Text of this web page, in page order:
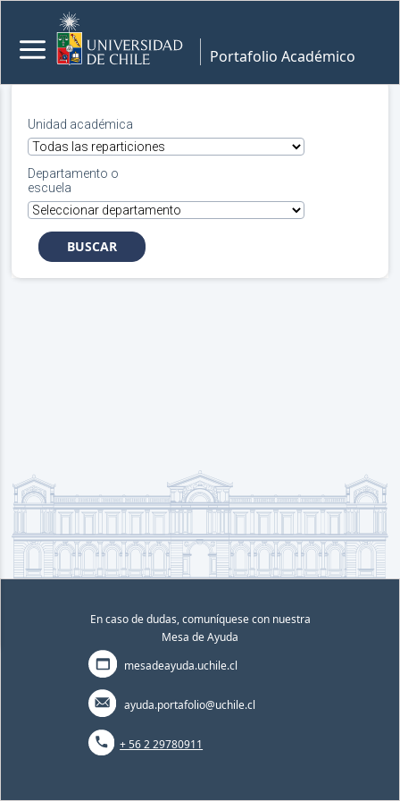
Portafolio Académico
Unidad académica
Departamento o
escuela
BUSCAR
En caso de dudas, comuníquese con nuestra
Mesa de Ayuda
mesadeayuda.uchile.cl
ayuda.portafolio@uchile.cl
+ 56 2 29780911